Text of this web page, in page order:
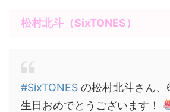
松村北斗（SixTONES）
#SixTONES の松村北斗さん、
生日おめでとうございます！